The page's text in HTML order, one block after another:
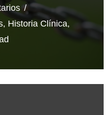
, Historia Clínica,